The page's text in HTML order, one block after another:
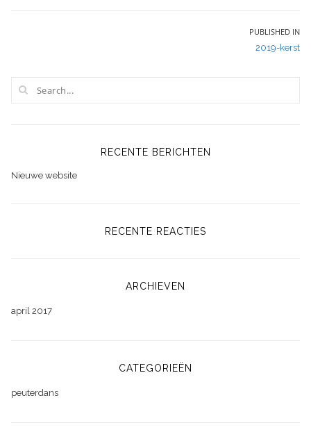
PUBLISHED IN
2019-kerst
RECENTE BERICHTEN
Nieuwe website
RECENTE REACTIES
ARCHIEVEN
april 2017
CATEGORIEËN
peuterdans